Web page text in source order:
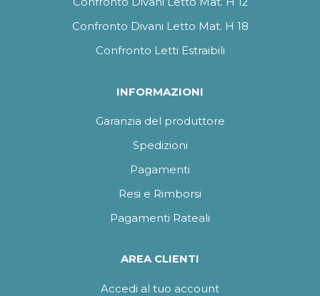
Confronto Divani Letto Mat. H 18
Confronto Letti Estraibili
INFORMAZIONI
Garanzia del produttore
Spedizioni
Pagamenti
Resi e Rimborsi
Pagamenti Rateali
AREA CLIENTI
Accedi al tuo account